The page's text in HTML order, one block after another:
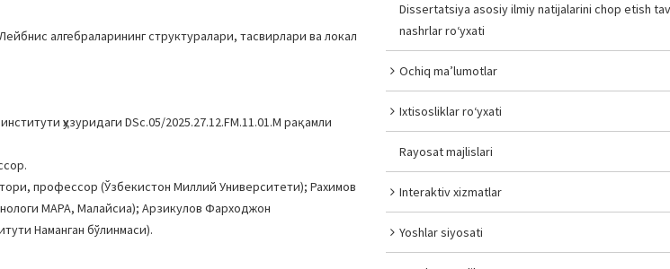
алгебраларининг структуралари, тасвирлари ва локал
ҳузуридаги DSc.05/2025.27.12.FM.11.01.М рақамли
профессор (Ўзбекистон Миллий Университети); Рахимов
МАРА, Малайсиа); Арзикулов Фарходжон
Наманган бўлинмаси).
Dissertatsiya asosiy ilmiy natijalarini chop etish
nashrlar ro‘yxati
Ochiq ma’lumotlar
Ixtisosliklar ro‘yxati
Rayosat majlislari
Interaktiv xizmatlar
Yoshlar siyosati